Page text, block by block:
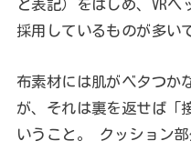
と表記）をはじめ、VR
採用しているものが多い
布素材には肌がベタつか
が、それは裏を返せば「
いうこと。 クッション